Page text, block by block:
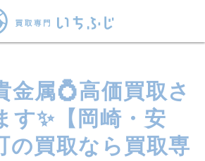
金属💍高価買取さ
す✨【岡崎・安
の買取なら買取専